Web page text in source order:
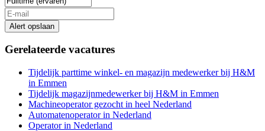
Alert opslaan
Gerelateerde vacatures
Tijdelijk parttime winkel- en magazijn medewerker bij H&M
in Emmen
Tijdelijk magazijnmedewerker bij H&M in Emmen
Machineoperator gezocht in heel Nederland
Automatenoperator in Nederland
Operator in Nederland